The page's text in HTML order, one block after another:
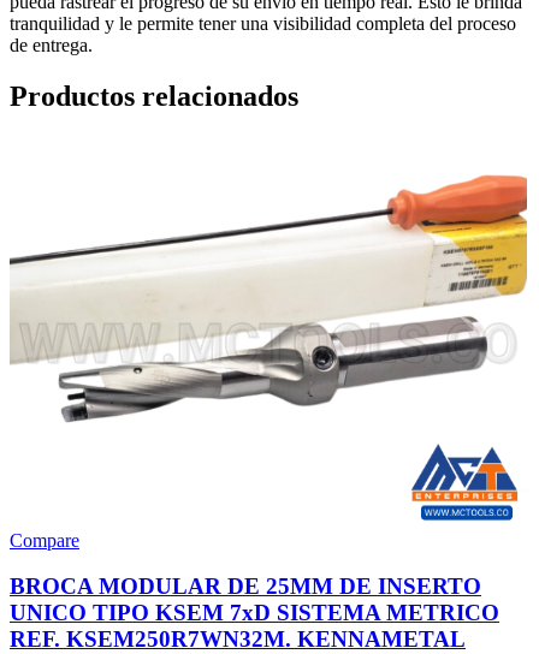
tranquilidad y le permite tener una visibilidad completa del proceso
de entrega.
Productos relacionados
Compare
BROCA MODULAR DE 25MM DE INSERTO
UNICO TIPO KSEM 7xD SISTEMA METRICO
REF. KSEM250R7WN32M. KENNAMETAL